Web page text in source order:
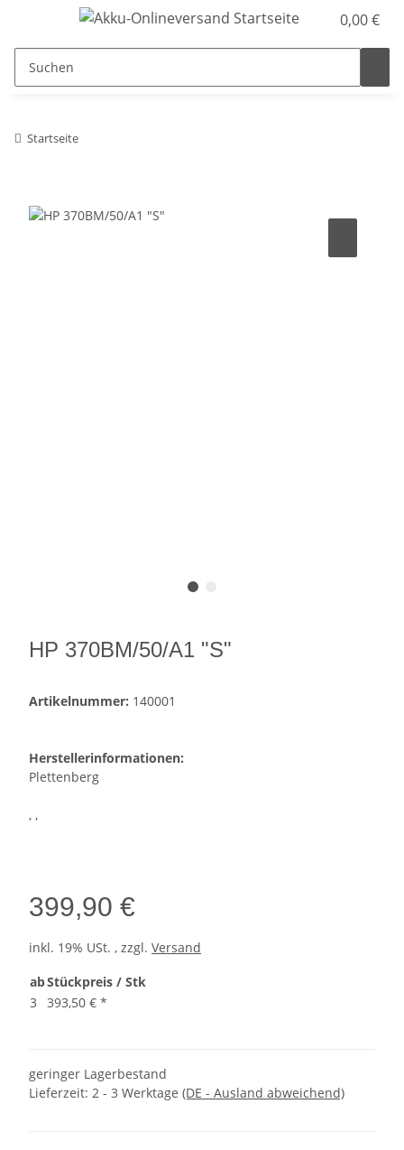
0,00 €
Startseite
HP 370BM/50/A1 "S"
Artikelnummer: 140001
Herstellerinformationen:
Plettenberg
, ,
399,90 €
inkl. 19% USt. , zzgl. Versand
abStückpreis / Stk
3
393,50 € *
geringer Lagerbestand
Lieferzeit: 2 - 3 Werktage (DE - Ausland abweichend)